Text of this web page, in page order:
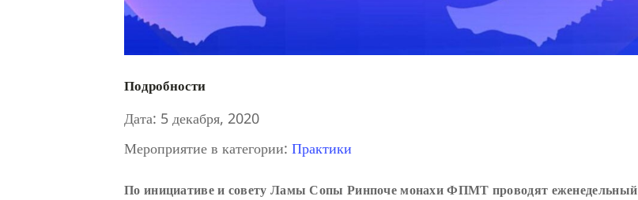
Подробности
Дата: 5 декабря, 2020
Мероприятие в категории: Практики
По инициативе и совету Ламы Сопы Ринпоче монахи ФПМТ проводят еженедельный